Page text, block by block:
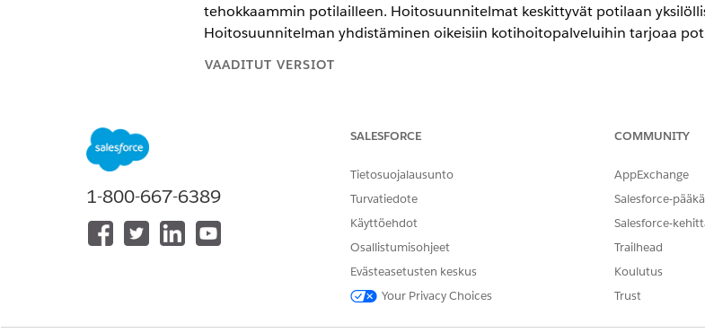
tehokkaammin potilailleen. Hoitosuunnitelmat keskittyvät potilaan
Hoitosuunnitelman yhdistäminen oikeisiin kotihoitopalveluihin tarjoaa
VAADITUT VERSIOT
Edition -versiot, joissa on Health
TARVITTAVAT
Integroidun hoidon hallinnan määrittäminen: Health
Suorita Integrated Care Management -määritykset salliaksesi käyttäjiesi
yksityiskohtaiset ohjeet kohdastaIntegroitu hoidon hallinta
1-800-667-6389
SALESFORCE
Tietosuojalausunto
Turvatiedote
Käyttöehdot
Osallistumisohjeet
Evästeasetusten keskus
Your Privacy Choices
COMMUNITY
AppExchange
Salesforce-
Salesforce-
Trailhead
Koulutus
Trust